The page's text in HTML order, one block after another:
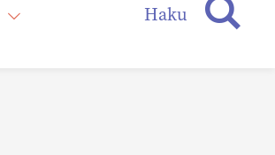
Haku